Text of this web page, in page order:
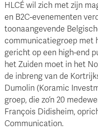
HLCÉ wil zich met zijn
en B2C-evenementen
toonaangevende
communicatiegroep met
gericht op een high-end
het Zuiden moet in het
de inbreng van de
Dumolin (Koramic
groep, die zo’n 20
François Didisheim,
Communication.